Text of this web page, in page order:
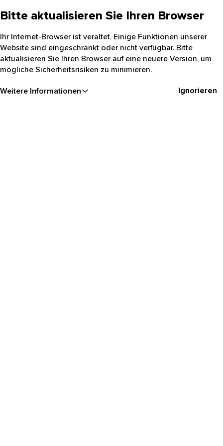
Bitte aktualisieren Sie Ihren Browser
Ihr Internet-Browser ist veraltet. Einige Funktionen unserer
Website sind eingeschränkt oder nicht verfügbar. Bitte
aktualisieren Sie Ihren Browser auf eine neuere Version, um
mögliche Sicherheitsrisiken zu minimieren.
Weitere Informationen Ignorieren